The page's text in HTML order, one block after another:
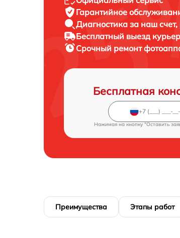
Гарантийное
Диагностика за наш счет,
Бесплатный выезд
Срочный ремонт
Бесплатная
Нажимая на кнопку "Оставить
Преимущества Этапы работ